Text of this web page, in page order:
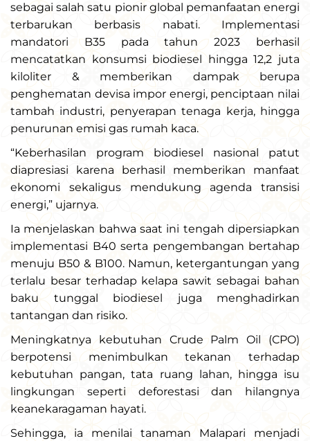
sebagai salah satu pionir global pemanfaatan energi
terbarukan berbasis nabati. Implementasi
mandatori B35 pada tahun 2023 berhasil
mencatatkan konsumsi biodiesel hingga 12,2 juta
kiloliter & memberikan dampak berupa
penghematan devisa impor energi, penciptaan nilai
tambah industri, penyerapan tenaga kerja, hingga
penurunan emisi gas rumah kaca.
“Keberhasilan program biodiesel nasional patut
diapresiasi karena berhasil memberikan manfaat
ekonomi sekaligus mendukung agenda transisi
energi,” ujarnya.
Ia menjelaskan bahwa saat ini tengah dipersiapkan
implementasi B40 serta pengembangan bertahap
menuju B50 & B100. Namun, ketergantungan yang
terlalu besar terhadap kelapa sawit sebagai bahan
baku tunggal biodiesel juga menghadirkan
tantangan dan risiko.
Meningkatnya kebutuhan Crude Palm Oil (CPO)
berpotensi menimbulkan tekanan terhadap
kebutuhan pangan, tata ruang lahan, hingga isu
lingkungan seperti deforestasi dan hilangnya
keanekaragaman hayati.
Sehingga, ia menilai tanaman Malapari menjadi